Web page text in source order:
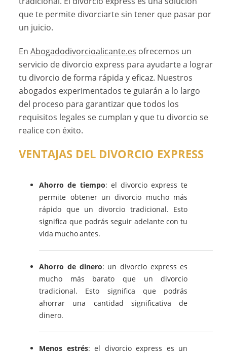
que te permite divorciarte sin tener que pasar por
un juicio.
EnAbogadodivorcioalicante.es ofrecemos un
servicio de divorcio express para ayudarte a lograr
tu divorcio de forma rápida y eficaz. Nuestros
abogados experimentados te guiarán a lo largo
del proceso para garantizar que todos los
requisitos legales se cumplan y que tu divorcio se
realice con éxito.
VENTAJAS DEL DIVORCIO EXPRESS
Ahorro de tiempo: el divorcio express te
permite obtener un divorcio mucho más
rápido que un divorcio tradicional. Esto
significa que podrás seguir adelante con tu
vida mucho antes.
Ahorro de dinero: un divorcio express es
mucho más barato que un divorcio
tradicional. Esto significa que podrás
ahorrar una cantidad significativa de
dinero.
Menos estrés: el divorcio express es un